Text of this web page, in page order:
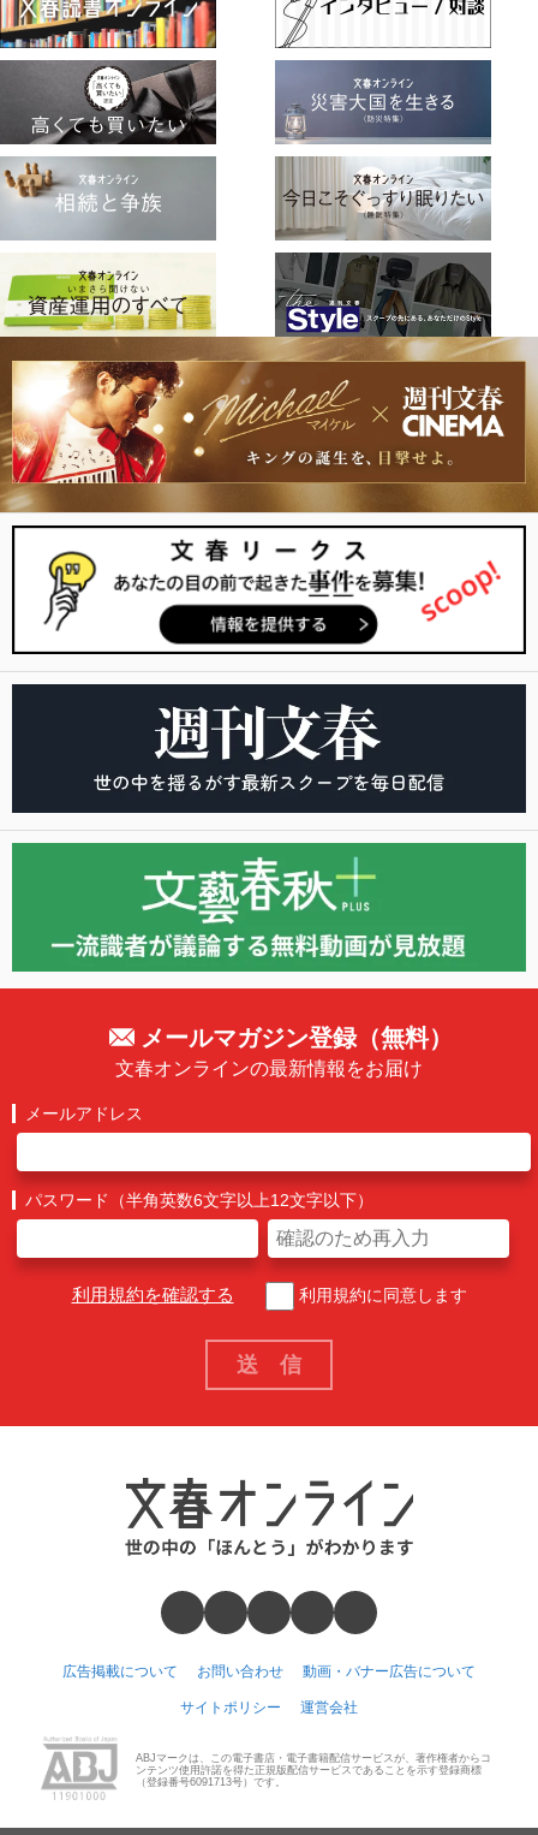
メールマガジン登録（無料）
文春オンラインの最新情報をお届け
メールアドレス
パスワード（半角英数6文字以上12文字以下）
利用規約を確認する 利用規約に同意します
広告掲載について お問い合わせ 動画・バナー広告について
サイトポリシー 運営会社
ABJマークは、この電子書店・電子書籍配信サービスが、著作権者からコ
ンテンツ使用許諾を得た正規版配信サービスであることを示す登録商標
（登録番号6091713号）です。